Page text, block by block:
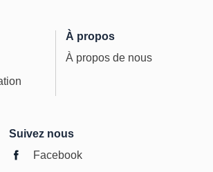
À propos
À propos de nous
Suivez nous
Facebook